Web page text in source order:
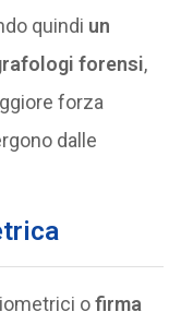
quindi un
forensi,
forza
dalle
ofirma